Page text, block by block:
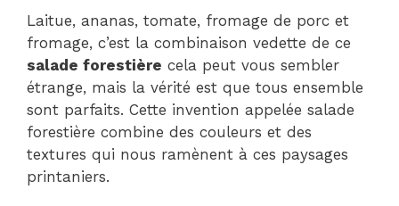
Laitue, ananas, tomate, fromage de porc et
fromage, c’est la combinaison vedette de ce
salade forestière cela peut vous sembler
étrange, mais la vérité est que tous ensemble
sont parfaits. Cette invention appelée salade
forestière combine des couleurs et des
textures qui nous ramènent à ces paysages
printaniers.